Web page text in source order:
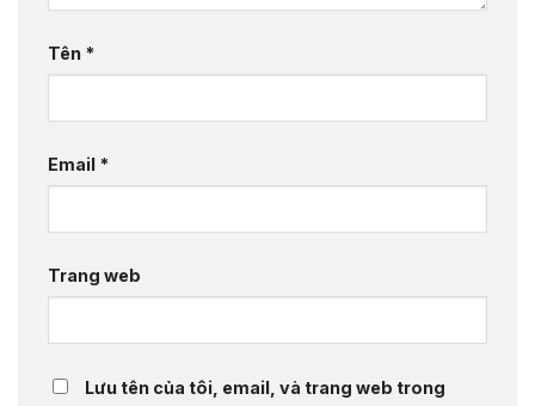
Tên *
Email *
Trang web
Lưu tên của tôi, email, và trang web trong